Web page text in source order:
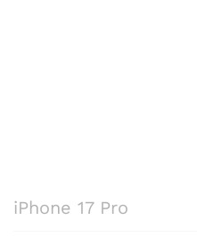
iPhone 17 Pro